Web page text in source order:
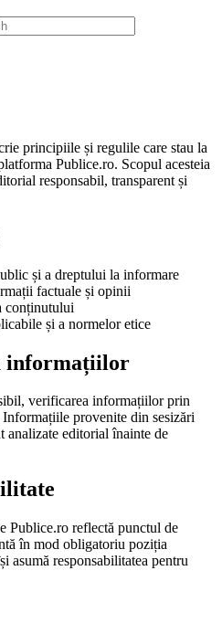
principiile și regulile care stau la
Publice.ro. Scopul acesteia
responsabil, transparent și
și a dreptului la informare
factuale și opinii
conținutului
și a normelor etice
informațiilor
verificarea informațiilor prin
provenite din sesizări
editorial înainte de
Publice.ro reflectă punctul de
în mod obligatoriu poziția
asumă responsabilitatea pentru